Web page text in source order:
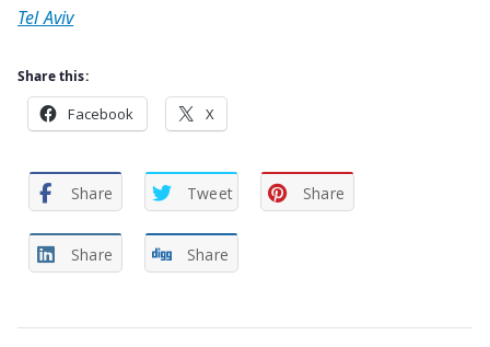
Tel Aviv
Share this:
Facebook X
Share Tweet Share
Share Share